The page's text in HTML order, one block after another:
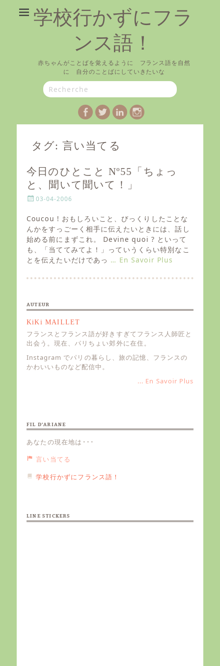
学校行かずにフラ
ンス語！
赤ちゃんがことばを覚えるように フランス語を自然
に 自分のことばにしていきたいな
Search
for:
Facebook
TwitterLinkedIn
Instagram
タグ: 言い当てる
今日のひとこと Nº55「ちょっ
と、聞いて聞いて！」
P
s
e
d
o
n
03-04-2006
Coucou ! おもしろいこと、びっくりしたことな
んかをすっごーく相手に伝えたいときには、話し
始める前にまずこれ。 Devine quoi ? といって
も、「当ててみてよ！」っていうくらい特別なこ
とを伝えたいだけであっ … En Savoir Plus
AUTEUR
KiKi MAILLET
フランスとフランス語が好きすぎてフランス人師匠と
出会う。現在、パリちょい郊外に在住。
Instagram でパリの暮らし、旅の記憶、フランスの
かわいいものなど配信中。
... En Savoir Plus
FIL D’ARIANE
あなたの現在地は･･･
言い当てる
学校行かずにフランス語！
LINE STICKERS